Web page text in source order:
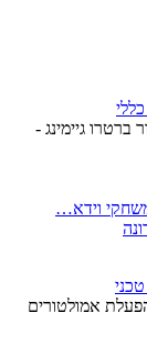
גיימינג -
אמולטורים